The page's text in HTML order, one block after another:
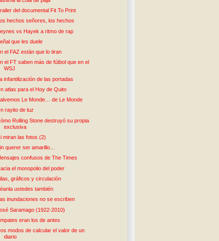
del documental Fit To Print
Los hechos señores, los hechos
vs Hayek a ritmo de rap
que les duele
el FAZ están que lo tiran
el FT saben más de fútbol que en el
WSJ
infantilización de las portadas
atlas para el Hoy de Quito
Le Monde… de Le Monde
rayito de luz
Rolling Stone destruyó su propia
exclusiva
miran las fotos (2)
querer ser amarillo…
confusos de The Times
el monopolio del poder
gráficos y circulación
ustedes también
Las inundaciones no se escriben
Saramago (1922-2010)
eran los de antes
modos de calcular el valor de un
diario